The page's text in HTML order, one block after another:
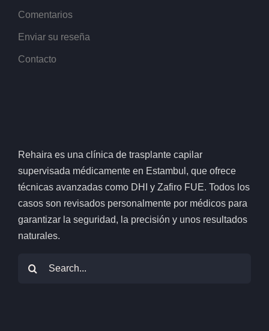
Comentarios
Enviar su reseña
Contacto
Rehaira es una clínica de trasplante capilar
supervisada médicamente en Estambul, que ofrece
técnicas avanzadas como DHI y Zafiro FUE. Todos los
casos son revisados personalmente por médicos para
garantizar la seguridad, la precisión y unos resultados
naturales.